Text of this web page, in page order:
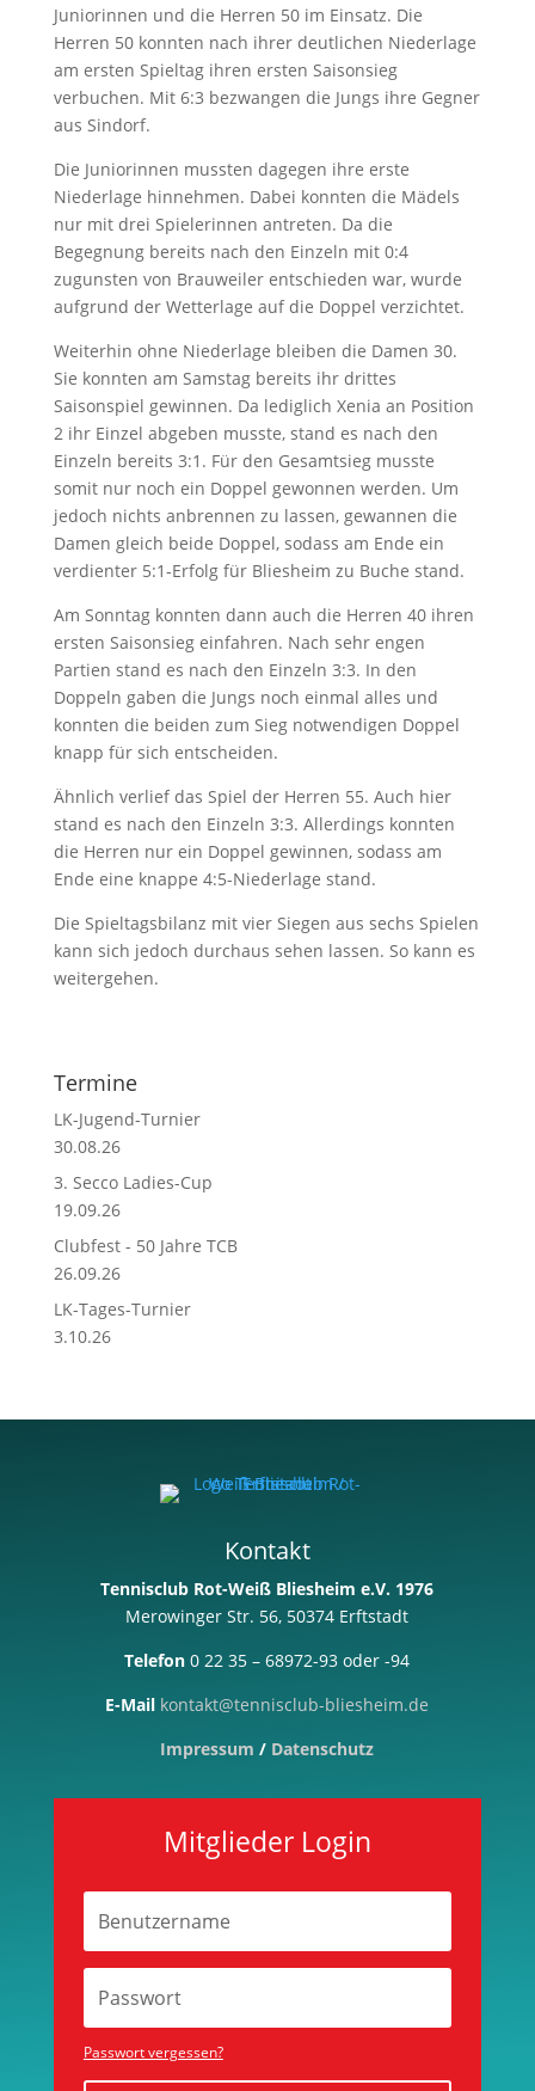
Juniorinnen und die Herren 50 im Einsatz. Die
Herren 50 konnten nach ihrer deutlichen Niederlage
am ersten Spieltag ihren ersten Saisonsieg
verbuchen. Mit 6:3 bezwangen die Jungs ihre Gegner
aus Sindorf.
Die Juniorinnen mussten dagegen ihre erste
Niederlage hinnehmen. Dabei konnten die Mädels
nur mit drei Spielerinnen antreten. Da die
Begegnung bereits nach den Einzeln mit 0:4
zugunsten von Brauweiler entschieden war, wurde
aufgrund der Wetterlage auf die Doppel verzichtet.
Weiterhin ohne Niederlage bleiben die Damen 30.
Sie konnten am Samstag bereits ihr drittes
Saisonspiel gewinnen. Da lediglich Xenia an Position
2 ihr Einzel abgeben musste, stand es nach den
Einzeln bereits 3:1. Für den Gesamtsieg musste
somit nur noch ein Doppel gewonnen werden. Um
jedoch nichts anbrennen zu lassen, gewannen die
Damen gleich beide Doppel, sodass am Ende ein
verdienter 5:1-Erfolg für Bliesheim zu Buche stand.
Am Sonntag konnten dann auch die Herren 40 ihren
ersten Saisonsieg einfahren. Nach sehr engen
Partien stand es nach den Einzeln 3:3. In den
Doppeln gaben die Jungs noch einmal alles und
konnten die beiden zum Sieg notwendigen Doppel
knapp für sich entscheiden.
Ähnlich verlief das Spiel der Herren 55. Auch hier
stand es nach den Einzeln 3:3. Allerdings konnten
die Herren nur ein Doppel gewinnen, sodass am
Ende eine knappe 4:5-Niederlage stand.
Die Spieltagsbilanz mit vier Siegen aus sechs Spielen
kann sich jedoch durchaus sehen lassen. So kann es
weitergehen.
Termine
LK-Jugend-Turnier
30.08.26
3. Secco Ladies-Cup
19.09.26
Clubfest - 50 Jahre TCB
26.09.26
LK-Tages-Turnier
3.10.26
Kontakt
Tennisclub Rot-Weiß Bliesheim e.V. 1976
Merowinger Str. 56, 50374 Erftstadt
Telefon0 22 35 – 68972-93 oder -94
E-Mail kontakt@tennisclub-bliesheim.de
Impressum / Datenschutz
Mitglieder Login
Passwort vergessen?